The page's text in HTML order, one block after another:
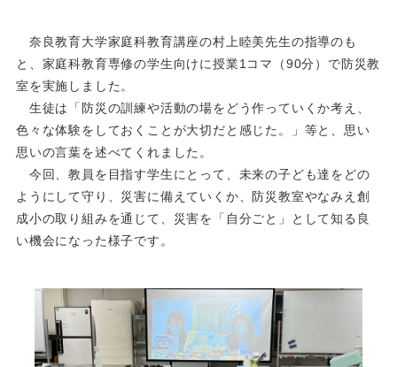
奈良教育大学家庭科教育講座の村上睦美先生の指導のも
と、家庭科教育専修の学生向けに授業1コマ（90分）で防災教
室を実施しました。
生徒は「防災の訓練や活動の場をどう作っていくか考え、
色々な体験をしておくことが大切だと感じた。」等と、思い
思いの言葉を述べてくれました。
今回、教員を目指す学生にとって、未来の子ども達をどの
ようにして守り、災害に備えていくか、防災教室やなみえ創
成小の取り組みを通じて、災害を「自分ごと」として知る良
い機会になった様子です。